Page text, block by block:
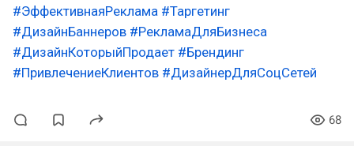
#ЭффективнаяРеклама #Таргетинг
#ДизайнБаннеров #РекламаДляБизнеса
#ДизайнКоторыйПродает #Брендинг
#ПривлечениеКлиентов #ДизайнерДляСоцСетей
68